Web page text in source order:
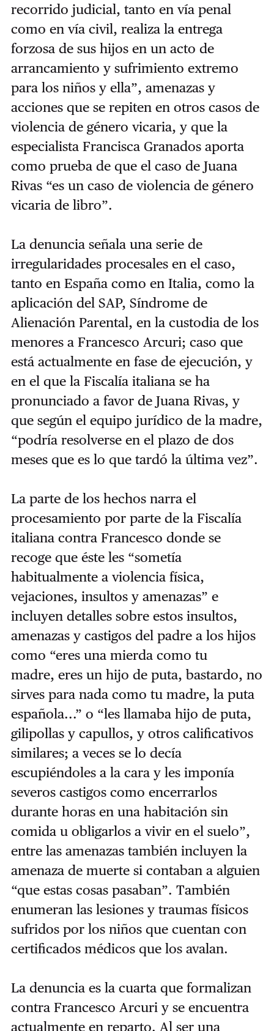
recorrido judicial, tanto en vía penal
como en vía civil, realiza la entrega
forzosa de sus hijos en un acto de
arrancamiento y sufrimiento extremo
para los niños y ella”, amenazas y
acciones que se repiten en otros casos de
violencia de género vicaria, y que la
especialista Francisca Granados aporta
como prueba de que el caso de Juana
Rivas “es un caso de violencia de género
vicaria de libro”.
La denuncia señala una serie de
irregularidades procesales en el caso,
tanto en España como en Italia, como la
aplicación del SAP, Síndrome de
Alienación Parental, en la custodia de los
menores a Francesco Arcuri; caso que
está actualmente en fase de ejecución, y
en el que la Fiscalía italiana se ha
pronunciado a favor de Juana Rivas, y
que según el equipo jurídico de la madre,
“podría resolverse en el plazo de dos
meses que es lo que tardó la última vez”.
La parte de los hechos narra el
procesamiento por parte de la Fiscalía
italiana contra Francesco donde se
recoge que éste les “sometía
habitualmente a violencia física,
vejaciones, insultos y amenazas” e
incluyen detalles sobre estos insultos,
amenazas y castigos del padre a los hijos
como “eres una mierda como tu
madre, eres un hijo de puta, bastardo, no
sirves para nada como tu madre, la puta
española...” o “les llamaba hijo de puta,
gilipollas y capullos, y otros calificativos
similares; a veces se lo decía
escupiéndoles a la cara y les imponía
severos castigos como encerrarlos
durante horas en una habitación sin
comida u obligarlos a vivir en el suelo”,
entre las amenazas también incluyen la
amenaza de muerte si contaban a alguien
“que estas cosas pasaban”. También
enumeran las lesiones y traumas físicos
sufridos por los niños que cuentan con
certificados médicos que los avalan.
La denuncia es la cuarta que formalizan
contra Francesco Arcuri y se encuentra
actualmente en reparto. Al ser una